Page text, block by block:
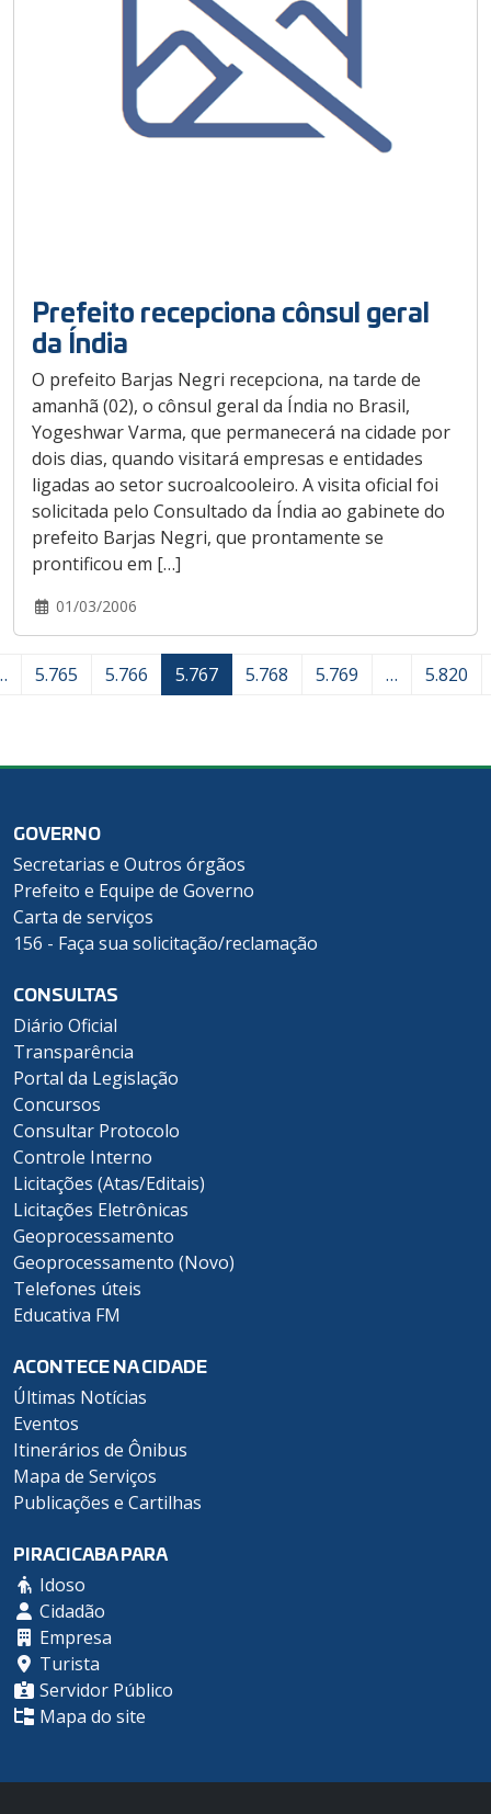
Prefeito recepciona cônsul geral
da Índia
O prefeito Barjas Negri recepciona, na tarde de
amanhã (02), o cônsul geral da Índia no Brasil,
Yogeshwar Varma, que permanecerá na cidade por
dois dias, quando visitará empresas e entidades
ligadas ao setor sucroalcooleiro. A visita oficial foi
solicitada pelo Consultado da Índia ao gabinete do
prefeito Barjas Negri, que prontamente se
prontificou em […]
01/03/2006
5.765 5.766 5.767 5.768 5.769 … 5.820
GOVERNO
Secretarias e Outros órgãos
Prefeito e Equipe de Governo
Carta de serviços
156 - Faça sua solicitação/reclamação
CONSULTAS
Diário Oficial
Transparência
Portal da Legislação
Concursos
Consultar Protocolo
Controle Interno
Licitações (Atas/Editais)
Licitações Eletrônicas
Geoprocessamento
Geoprocessamento (Novo)
Telefones úteis
Educativa FM
ACONTECE NA CIDADE
Últimas Notícias
Eventos
Itinerários de Ônibus
Mapa de Serviços
Publicações e Cartilhas
PIRACICABA PARA
Idoso
Cidadão
Empresa
Turista
Servidor Público
Mapa do site